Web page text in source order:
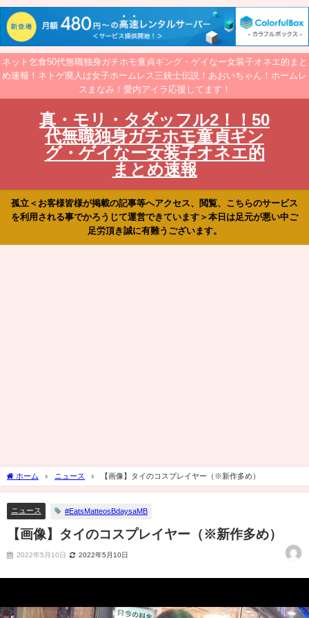
ネット乞食50代無職独身ガチホモ童貞ギング・ゲイなー女装子オネエ的まと
め速報！ネトゲ廃人は女子ホームレス三銃士伝説！あおいちゃん！ホームレ
スまなみ！愛内アイラ応援してます！
真・モリ・タダッフル2！！50
代無職独身ガチホモ童貞ギン
グ・ゲイなー女装子オネエ的
まとめ速報
孤立＜お客様皆様が掲載の記事等へアクセス、閲覧、こちらのサービス
を利用される事でかろうじて運営できています＞本日は足元が悪い中ご
足労頂き誠に有難うございます。
ホーム ニュース 【画像】タイのコスプレイヤー（※新作多め）
ニュース #EatsMatteosBdaysaMB
【画像】タイのコスプレイヤー（※新作多め）
2022年5月10日 2022年5月10日